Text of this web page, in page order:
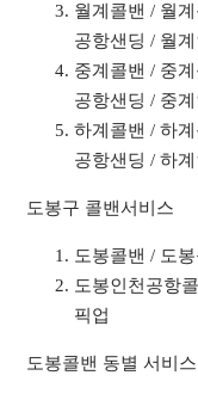
월계콜밴 / 월
공항샌딩 / 월
중계콜밴 / 중
공항샌딩 / 중
하계콜밴 / 하
공항샌딩 / 하
도봉구 콜밴서비스
도봉콜밴 / 도봉
도봉인천공항
픽업
도봉콜밴 동별 서비스